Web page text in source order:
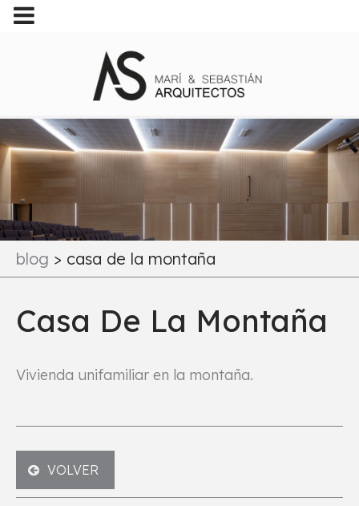
blog > casa de la montaña
Casa De La Montaña
Vivienda unifamiliar en la montaña.
VOLVER